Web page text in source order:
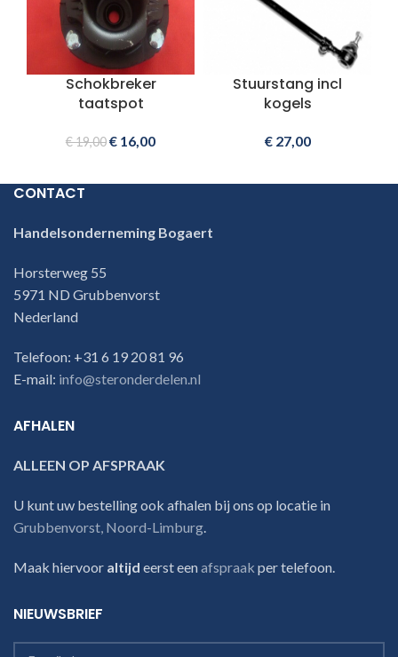
Schokbreker
taatspot
€19,00€ 16,00
Stuurstang incl
kogels
€27,00
CONTACT
Handelsonderneming Bogaert
Horsterweg 55
5971 ND Grubbenvorst
Nederland
Telefoon: +31 6 19 20 81 96
E-mail: info@steronderdelen.nl
AFHALEN
ALLEEN OP AFSPRAAK
U kunt uw bestelling ook afhalen bij ons op locatie in
Grubbenvorst, Noord-Limburg
Maak hiervoor altijd eerst eenafspraak per telefoon.
NIEUWSBRIEF